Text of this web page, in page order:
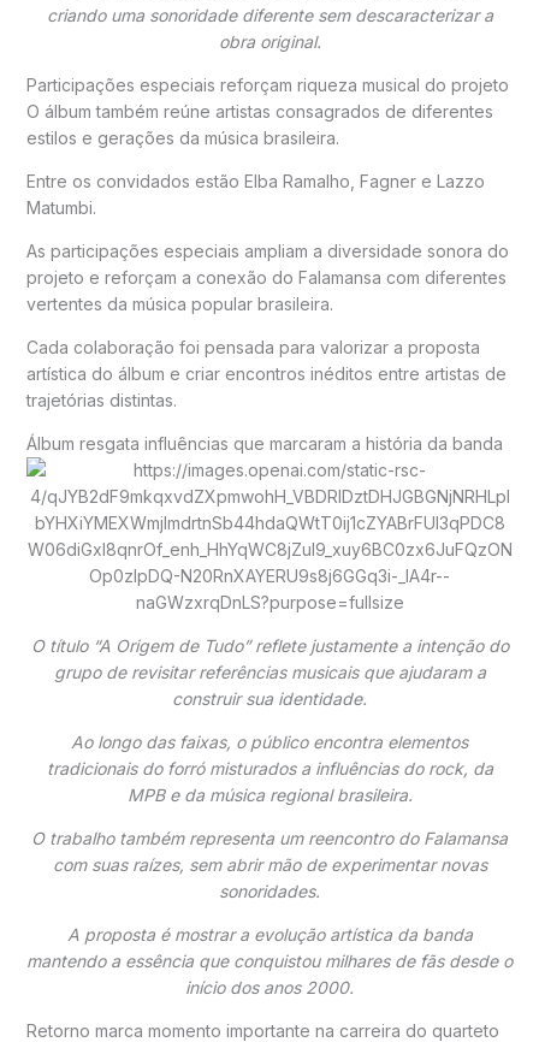
criando uma sonoridade diferente sem descaracterizar a
obra original.
Participações especiais reforçam riqueza musical do projeto
O álbum também reúne artistas consagrados de diferentes
estilos e gerações da música brasileira.
Entre os convidados estão Elba Ramalho Fagnere Lazzo
Matumbi.
As participações especiais ampliam a diversidade sonora do
projeto e reforçam a conexão do Falamansa com diferentes
vertentes da música popular brasileira.
Cada colaboração foi pensada para valorizar a proposta
artística do álbum e criar encontros inéditos entre artistas de
trajetórias distintas.
Álbum resgata influências que marcaram a história da banda
O título “A Origem de Tudo” reflete justamente a intenção do
grupo de revisitar referências musicais que ajudaram a
construir sua identidade.
Ao longo das faixas, o público encontra elementos
tradicionais do forró misturados a influências do rock, da
MPB e da música regional brasileira.
O trabalho também representa um reencontro do Falamansa
com suas raízes, sem abrir mão de experimentar novas
sonoridades.
A proposta é mostrar a evolução artística da banda
mantendo a essência que conquistou milhares de fãs desde o
início dos anos 2000.
Retorno marca momento importante na carreira do quarteto